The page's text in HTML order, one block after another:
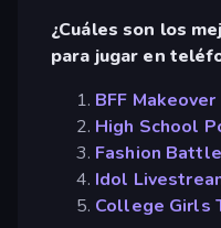
¿Cuáles son los
para jugar en
BFF
High School
Fashion Battle
Idol
College Girls